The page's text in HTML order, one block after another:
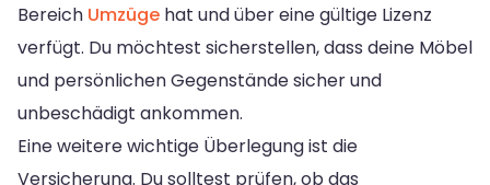
Bereich Umzüge hat und über eine gültige Lizenz
verfügt. Du möchtest sicherstellen, dass deine Möbel
und persönlichen Gegenstände sicher und
unbeschädigt ankommen.
Eine weitere wichtige Überlegung ist die
Versicherung. Du solltest prüfen, ob das